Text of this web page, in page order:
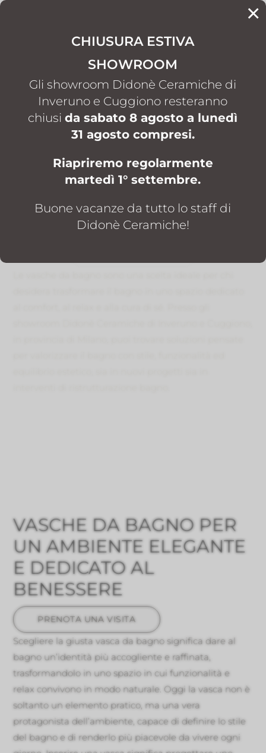
×
CHIUSURA ESTIVA
SHOWROOM
Gli showroom Didonè Ceramiche di
Inveruno e Cuggiono resteranno
chiusida sabato 8 agosto a lunedì
31 agosto compresi.
Riapriremo regolarmente
martedì 1° settembre.
Buone vacanze da tutto lo staff di
Didonè Ceramiche!
VASCHE DA BAGNO
SHOWROOM INVERUNO
VASCHE DA BAGNO PER
UN AMBIENTE ELEGANTE
E DEDICATO AL
BENESSERE
PRENOTA UNA VISITA
Scegliere la giusta vasca da bagno significa dare al
bagno un’identità più accogliente e raffinata,
trasformandolo in uno spazio in cui funzionalità e
relax convivono in modo naturale. Oggi la vasca non è
soltanto un elemento pratico, ma una vera
protagonista dell’ambiente, capace di definire lo stile
del bagno e di renderlo più piacevole da vivere ogni